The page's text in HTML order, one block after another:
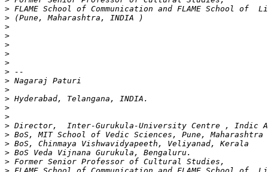
>
>
>
>
>
>
>
>
>
>
>
>
>
>
>
>
>
>